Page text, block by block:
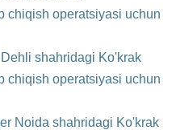
chiqish operatsiyasi uchun
shahridagi Ko'krak
chiqish operatsiyasi uchun
Noida shahridagi Ko'krak